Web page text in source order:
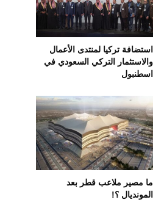
استضافة تركيا لمنتدى الأعمال
والاستثمار التركي السعودي في
اسطنبول
ما مصير ملاعب قطر بعد
المونديال ؟!